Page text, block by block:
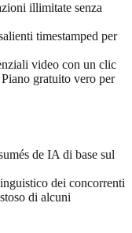
illimitate senza
timestamped per
video con un clic
Piano gratuito vero per
de IA di base sul
dei concorrenti
di alcuni